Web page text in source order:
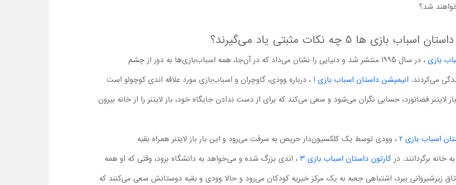
شد؟
ها 5 چه نکات مثبتی یاد می‌گیرند؟
بازی
، در سال 1995 منتشر شد و دنیایی را نشان می‌داد که در آن‌جا، همه اسباب‌بازی‌ها به دور از چشم
می‌کردند. انیمیشن داستان اسباب بازی 1 ، درباره وودی، گاوچران و اسباب‌بازی مورد علاقه اندی کوچولو است
فضانورد، حسابی نگران می‌شود و سعی می‌کند که برای از دست ندادن جایگاه خود، باز لایتنر را از خانه بیرون
اسباب بازی 2
، وودی توسط یک کلکسیون‌دار حریص به‌ سرقت می‌رود و این بار باز لایتنر همراه بقیه
برگردانند. در کارتون داستان اسباب بازی 3
، اندی بزرگ شده و می‌خواهد به دانشگاه برود، وقتی که او همه
زیرشیروانی ببرد، اشتباهی جعبه به یک مرکز خیریه کودکان می‌رود و حالا وودی و بقیه دوستانش سعی می‌کنند که